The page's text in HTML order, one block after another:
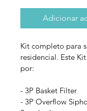
Adicionar
Kit completo para
residencial. Este
por:
- 3P Basket Filter
- 3P Overflow